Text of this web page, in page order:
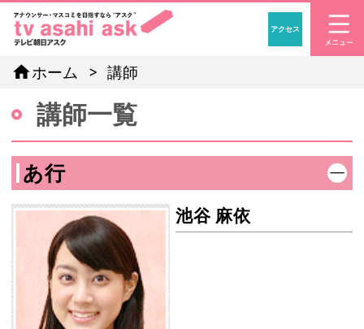
「アナウンサー・マ
アクセス
homeホーム 講師
講師一覧
あ行
池谷 麻依の画像
池谷 麻依